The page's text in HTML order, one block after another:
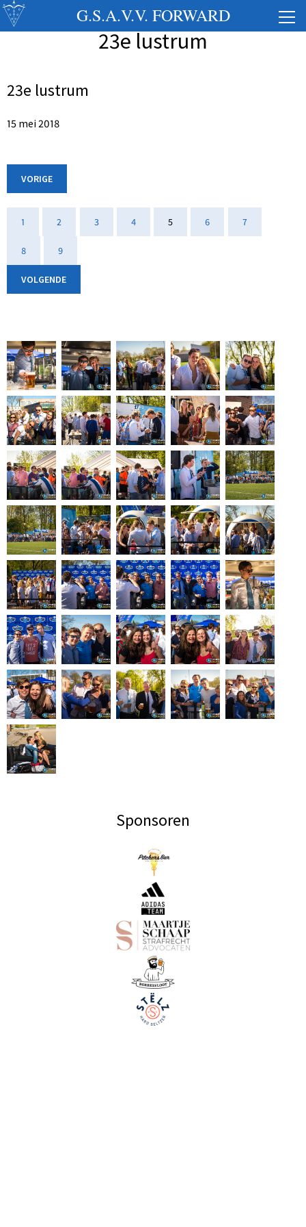
G.S.A.V.V. FORWARD
23e lustrum
23e lustrum
15 mei 2018
VORIGE
1 2 3 4 5 6 7
8 9
VOLGENDE
Sponsoren